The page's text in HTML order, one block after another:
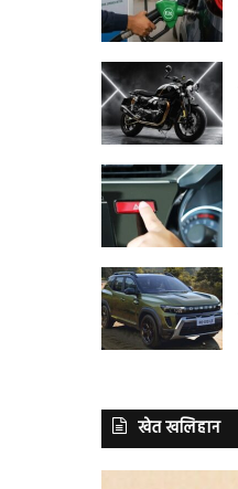
खेत खलिहान